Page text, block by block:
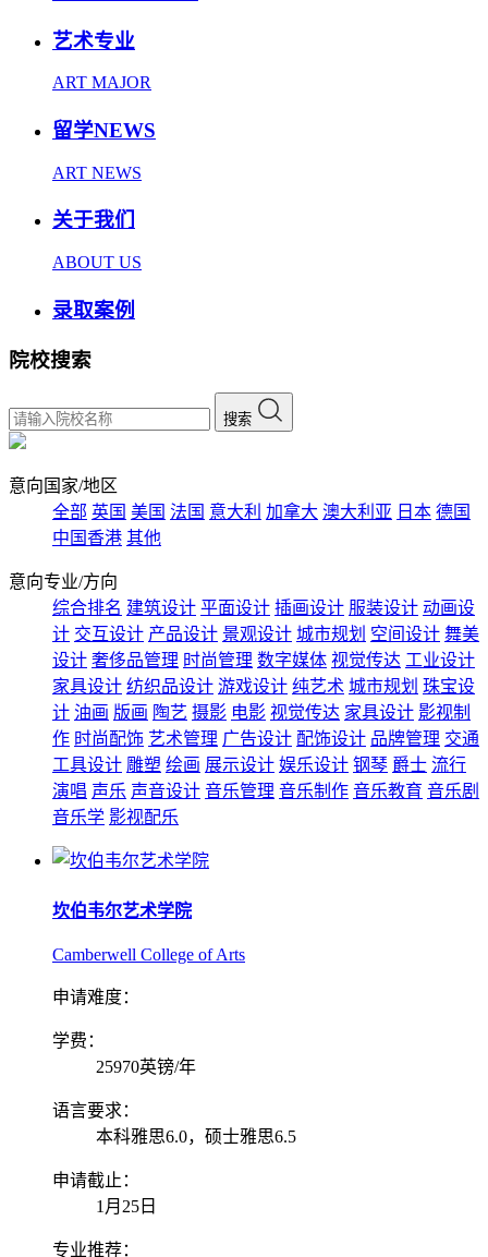
艺术专业
ART MAJOR
留学NEWS
ART NEWS
关于我们
ABOUT US
录取案例
院校搜索
搜索
意向国家/地区
全部 英国 美国 法国 意大利 加拿大 澳大利亚 日本 德国
中国香港 其他
意向专业/方向
综合排名 建筑设计 平面设计 插画设计 服装设计 动画设
计 交互设计 产品设计 景观设计 城市规划 空间设计 舞美
设计 奢侈品管理 时尚管理 数字媒体 视觉传达 工业设计
家具设计 纺织品设计 游戏设计 纯艺术 城市规划 珠宝设
计 油画 版画 陶艺 摄影 电影 视觉传达 家具设计 影视制
作 时尚配饰 艺术管理 广告设计 配饰设计 品牌管理 交通
工具设计 雕塑 绘画 展示设计 娱乐设计 钢琴 爵士 流行
演唱 声乐 声音设计 音乐管理 音乐制作 音乐教育 音乐剧
音乐学 影视配乐
坎伯韦尔艺术学院
Camberwell College of Arts
申请难度：
学费：
25970英镑/年
语言要求：
本科雅思6.0，硕士雅思6.5
申请截止：
1月25日
专业推荐：